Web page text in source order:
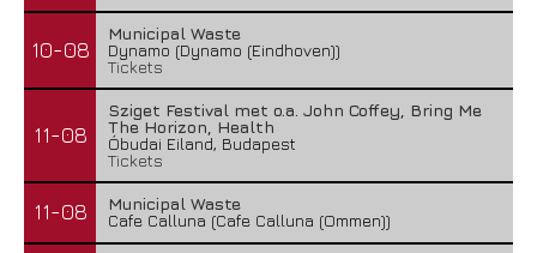
10-08
Municipal Waste
Dynamo (Dynamo (Eindhoven))
Tickets
11-08
Sziget Festival met o.a. John Coffey, Bring Me
The Horizon, Health
Óbudai Eiland, Budapest
Tickets
11-08
Municipal Waste
Cafe Calluna (Cafe Calluna (Ommen))